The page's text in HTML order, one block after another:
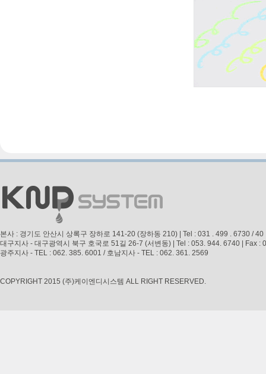
본사 : 경기도 안산시 상록구 장하로 141-20 (장하동 210) | Tel : 031 . 499 . 6730 /
대구지사 - 대구광역시 북구 호국로 51길 26-7 (서변동) | Tel : 053. 944. 6740 | Fax
광주지사 - TEL : 062. 385. 6001 / 호남지사 - TEL : 062. 361. 2569
COPYRIGHT 2015 (주)케이엔디시스템 ALL RIGHT RESERVED.